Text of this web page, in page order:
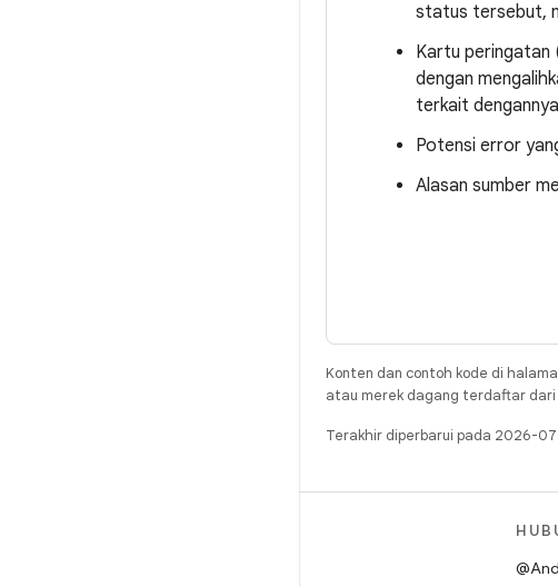
status tersebut,
Kartu peringatan
dengan
terkait
Potensi error
Alasan sumber
Konten dan contoh kode di
atau merek dagang terdaftar
Terakhir diperbarui pada 2026-